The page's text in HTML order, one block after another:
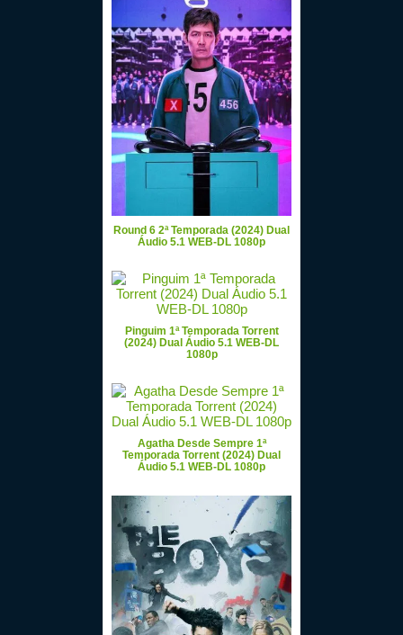
Round 6 2ª Temporada (2024) Dual
Áudio 5.1 WEB-DL 1080p
Pinguim 1ª Temporada Torrent
(2024) Dual Áudio 5.1 WEB-DL
1080p
Agatha Desde Sempre 1ª
Temporada Torrent (2024) Dual
Áudio 5.1 WEB-DL 1080p